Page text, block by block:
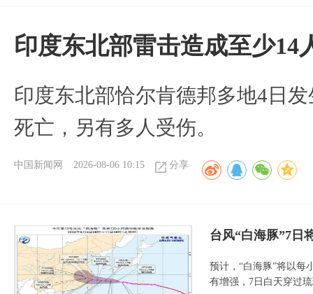
印度东北部雷击造成至少14
印度东北部恰尔肯德邦多地4日
死亡，另有多人受伤。
中国新闻网 2026-08-06 10:15 分享
台风“白海豚”7日
预计，“白海豚”将以每
有增强，7日白天穿过